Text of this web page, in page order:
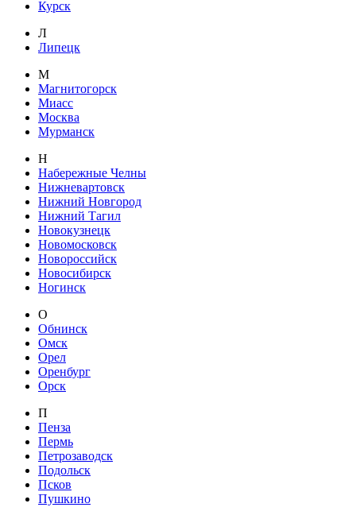
Курск
Л
Липецк
М
Магнитогорск
Миасс
Москва
Мурманск
Н
Набережные Челны
Нижневартовск
Нижний Новгород
Нижний Тагил
Новокузнецк
Новомосковск
Новороссийск
Новосибирск
Ногинск
О
Обнинск
Омск
Орел
Оренбург
Орск
П
Пенза
Пермь
Петрозаводск
Подольск
Псков
Пушкино